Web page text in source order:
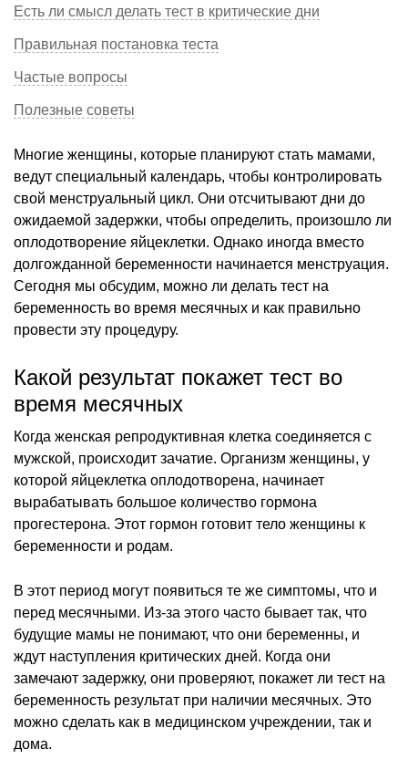
Есть ли смысл делать тест в критические дни
Правильная постановка теста
Частые вопросы
Полезные советы
Многие женщины, которые планируют стать мамами,
ведут специальный календарь, чтобы контролировать
свой менструальный цикл. Они отсчитывают дни до
ожидаемой задержки, чтобы определить, произошло ли
оплодотворение яйцеклетки. Однако иногда вместо
долгожданной беременности начинается менструация.
Сегодня мы обсудим, можно ли делать тест на
беременность во время месячных и как правильно
провести эту процедуру.
Какой результат покажет тест во
время месячных
Когда женская репродуктивная клетка соединяется с
мужской, происходит зачатие. Организм женщины, у
которой яйцеклетка оплодотворена, начинает
вырабатывать большое количество гормона
прогестерона. Этот гормон готовит тело женщины к
беременности и родам.
В этот период могут появиться те же симптомы, что и
перед месячными. Из-за этого часто бывает так, что
будущие мамы не понимают, что они беременны, и
ждут наступления критических дней. Когда они
замечают задержку, они проверяют, покажет ли тест на
беременность результат при наличии месячных. Это
можно сделать как в медицинском учреждении, так и
дома.